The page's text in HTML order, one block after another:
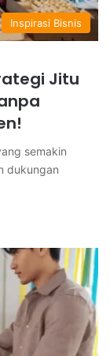
Inspirasi Bisnis
Jitu
semakin
dukungan